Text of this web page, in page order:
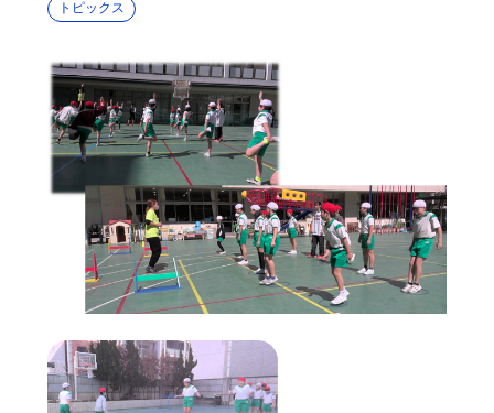
トピックス